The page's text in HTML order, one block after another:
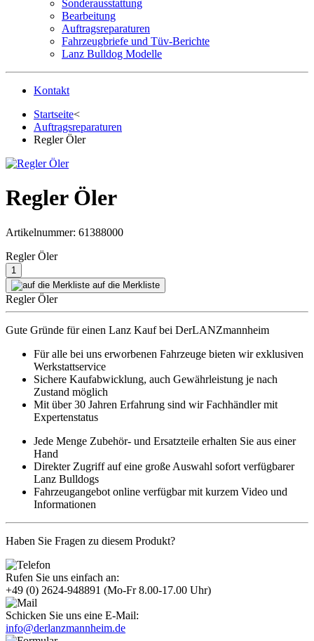
Sonderausstattung
Bearbeitung
Auftragsreparaturen
Fahrzeugbriefe und Tüv-Berichte
Lanz Bulldog Modelle
Kontakt
Startseite<
Auftragsreparaturen
Regler Öler
Regler Öler
Artikelnummer: 61388000
Regler Öler
auf die Merkliste
Regler Öler
Gute Gründe für einen Lanz Kauf bei DerLANZmannheim
Für alle bei uns erworbenen Fahrzeuge bieten wir exklusiven
Werkstattservice
Sichere Kaufabwicklung, auch Gewährleistung je nach
Zustand möglich
Mit über 30 Jahren Erfahrung sind wir Fachhändler mit
Expertenstatus
Jede Menge Zubehör- und Ersatzteile erhalten Sie aus einer
Hand
Direkter Zugriff auf eine große Auswahl sofort verfügbarer
Lanz Bulldogs
Fahrzeugangebot online verfügbar mit kurzem Video und
Informationen
Haben Sie Fragen zu diesem Produkt?
Rufen Sie uns einfach an:
+49 (0) 2624-948891 (Mo-Fr 8.00-17.00 Uhr)
Schicken Sie uns eine E-Mail:
info@derlanzmannheim.de